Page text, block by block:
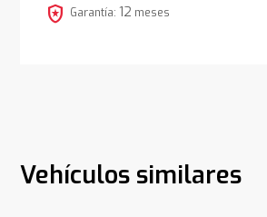
local_police Garantía: 12 meses
Vehículos similares